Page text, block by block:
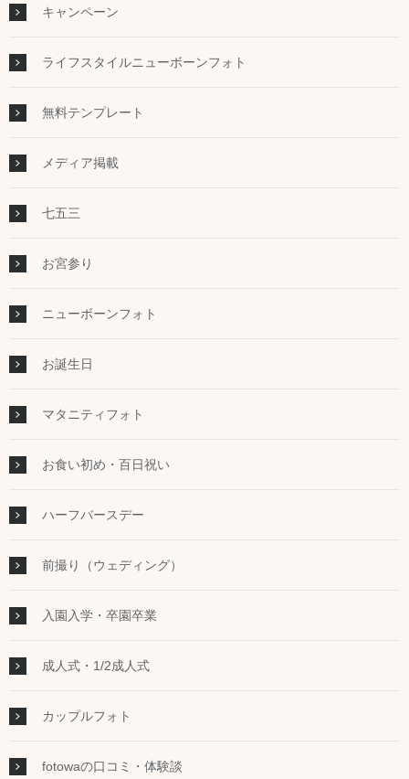
キャンペーン
ライフスタイルニューボーンフォト
無料テンプレート
メディア掲載
七五三
お宮参り
ニューボーンフォト
お誕生日
マタニティフォト
お食い初め・百日祝い
ハーフバースデー
前撮り（ウェディング）
入園入学・卒園卒業
成人式・1/2成人式
カップルフォト
fotowaの口コミ・体験談